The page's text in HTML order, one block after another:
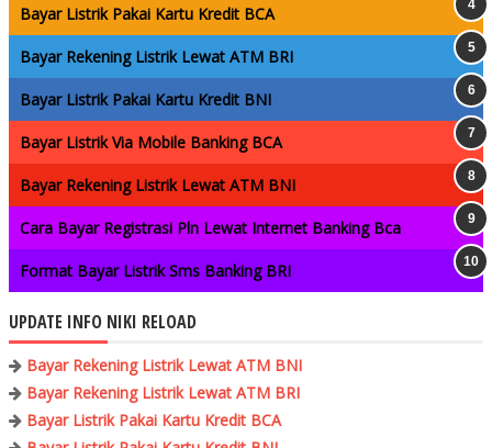
Bayar Listrik Pakai Kartu Kredit BCA
Bayar Rekening Listrik Lewat ATM BRI
Bayar Listrik Pakai Kartu Kredit BNI
Bayar Listrik Via Mobile Banking BCA
Bayar Rekening Listrik Lewat ATM BNI
Cara Bayar Registrasi Pln Lewat Internet Banking Bca
Format Bayar Listrik Sms Banking BRI
UPDATE INFO NIKI RELOAD
Bayar Rekening Listrik Lewat ATM BNI
Bayar Rekening Listrik Lewat ATM BRI
Bayar Listrik Pakai Kartu Kredit BCA